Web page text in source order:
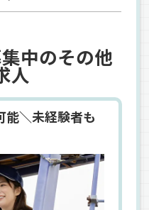
中のその他
人
＼未経験者も